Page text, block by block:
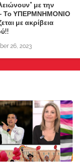
με την
Το ΥΠΕΡΜΝΗΜΟΝΙΟ
με ακρίβεια
26, 2023